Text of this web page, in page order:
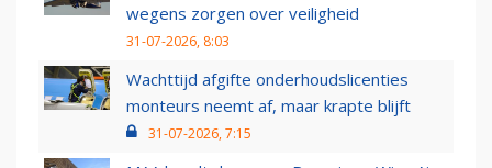
wegens zorgen over veiligheid
31-07-2026, 8:03
Wachttijd afgifte onderhoudslicenties
monteurs neemt af, maar krapte blijft
31-07-2026, 7:15